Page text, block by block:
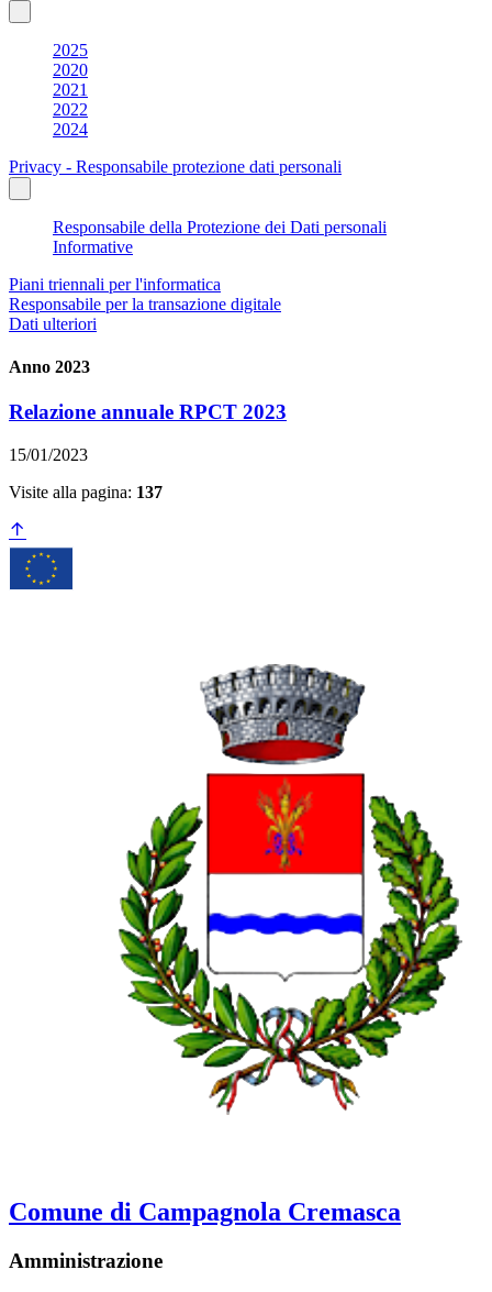
2025
2020
2021
2022
2024
Privacy - Responsabile protezione dati personali
Responsabile della Protezione dei Dati personali
Informative
Piani triennali per l'informatica
Responsabile per la transazione digitale
Dati ulteriori
Anno 2023
Relazione annuale RPCT 2023
15/01/2023
Visite alla pagina: 137
Comune di Campagnola Cremasca
Amministrazione